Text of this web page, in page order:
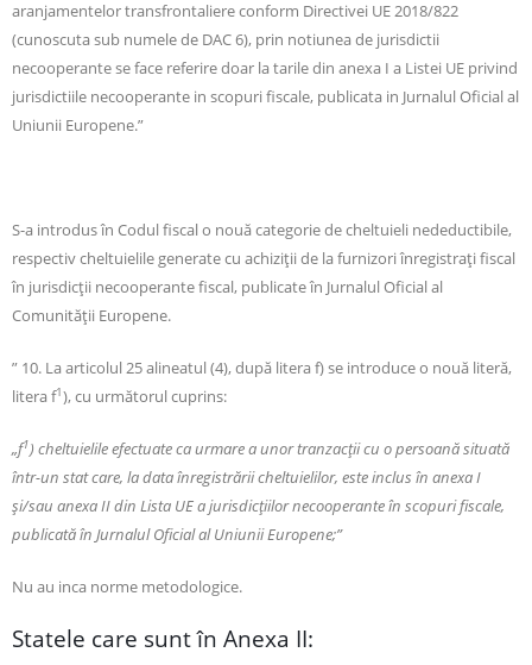
aranjamentelor transfrontaliere conform Directivei UE 2018/822
(cunoscuta sub numele de DAC 6), prin notiunea de jurisdictii
necooperante se face referire doar la tarile din anexa I a Listei UE privind
jurisdictiile necooperante in scopuri fiscale, publicata in Jurnalul Oficial al
Uniunii Europene.”
S-a introdus în Codul fiscal o nouă categorie de cheltuieli nedeductibile,
respectiv cheltuielile generate cu achiziții de la furnizori înregistrați fiscal
în jurisdicții necooperante fiscal, publicate în Jurnalul Oficial al
Comunității Europene.
” 10. La articolul 25 alineatul (4), după litera f) se introduce o nouă literă,
litera f1), cu următorul cuprins:
„f1) cheltuielile efectuate ca urmare a unor tranzacţii cu o persoană situată
într-un stat care, la data înregistrării cheltuielilor, este inclus în anexa I
şi/sau anexa II din Lista UE a jurisdicţiilor necooperante în scopuri fiscale,
publicată în Jurnalul Oficial al Uniunii Europene;”
Nu au inca norme metodologice.
Statele care sunt în Anexa II: